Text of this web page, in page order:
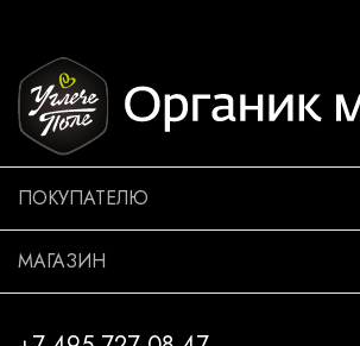
ПОКУПАТЕЛЮ
МАГАЗИН